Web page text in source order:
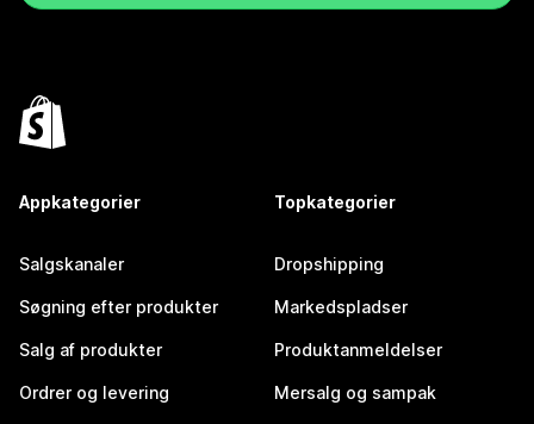
Appkategorier
Salgskanaler
Søgning efter produkter
Salg af produkter
Ordrer og levering
Topkategorier
Dropshipping
Markedspladser
Produktanmeldelser
Mersalg og sampak